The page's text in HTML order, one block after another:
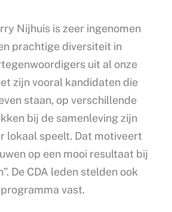
Nijhuis is zeer ingenomen
prachtige diversiteit in
uit al onze
zijn vooral kandidaten die
staan, op verschillende
bij de samenleving zijn
lokaal speelt. Dat motiveert
op een mooi resultaat bij
De CDA leden stelden ook
vast.